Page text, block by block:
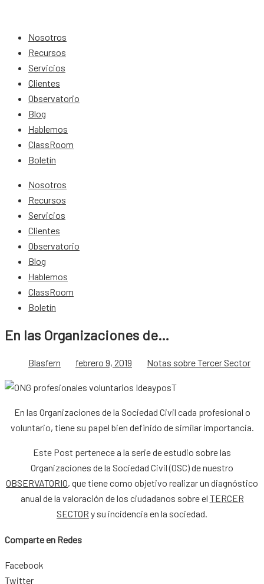
Nosotros
Recursos
Servicios
Clientes
Observatorio
Blog
Hablemos
ClassRoom
Boletín
Nosotros
Recursos
Servicios
Clientes
Observatorio
Blog
Hablemos
ClassRoom
Boletín
En las Organizaciones de…
Blasfern febrero 9, 2019 Notas sobre Tercer Sector
En las Organizaciones de la Sociedad Civil cada profesional o
voluntario, tiene su papel bien definido de similar importancia.
Este Post pertenece a la serie de estudio sobre las
Organizaciones de la Sociedad Civil (OSC) de nuestro
OBSERVATORIO, que tiene como objetivo realizar un diagnóstico
anual de la valoración de los ciudadanos sobre el TERCER
SECTOR y su incidencia en la sociedad.
Comparte en Redes
Facebook
Twitter